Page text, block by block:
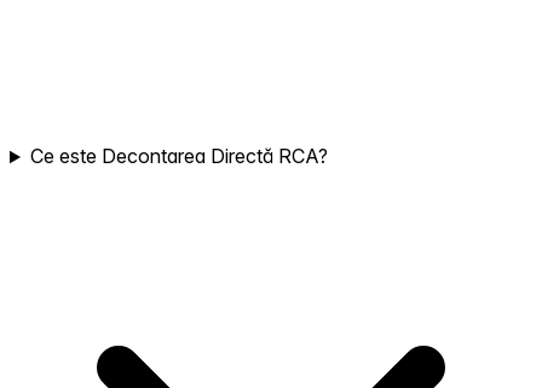
Ce este Decontarea Directă RCA?